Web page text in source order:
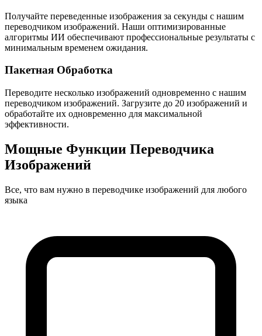
Получайте переведенные изображения за секунды с нашим
переводчиком изображений. Наши оптимизированные
алгоритмы ИИ обеспечивают профессиональные результаты с
минимальным временем ожидания.
Пакетная Обработка
Переводите несколько изображений одновременно с нашим
переводчиком изображений. Загрузите до 20 изображений и
обработайте их одновременно для максимальной
эффективности.
Мощные Функции Переводчика
Изображений
Все, что вам нужно в переводчике изображений для любого
языка